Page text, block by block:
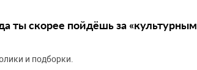
ты скорее пойдёшь за «культурным
и подборки.